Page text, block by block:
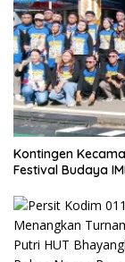
Kontingen
Festival Budaya